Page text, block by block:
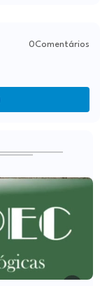
0Comentários